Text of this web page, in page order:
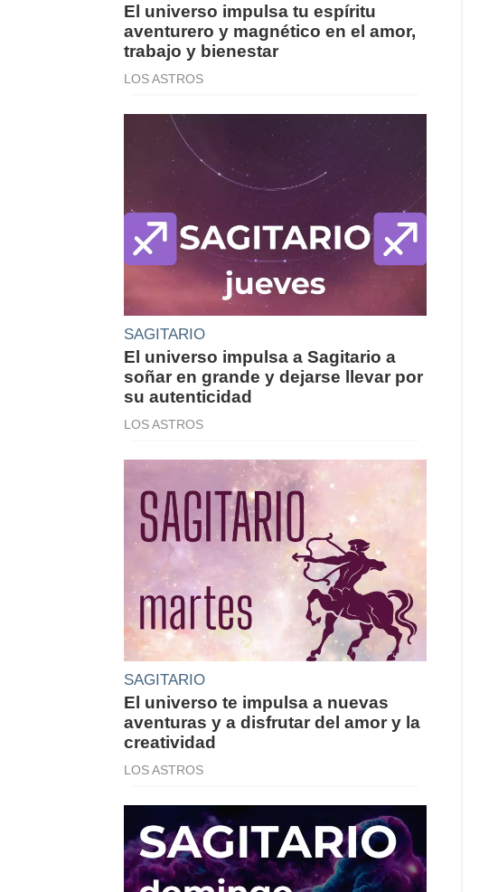
El universo impulsa tu espíritu
aventurero y magnético en el amor,
trabajo y bienestar
LOS ASTROS
SAGITARIO
El universo impulsa a Sagitario a
soñar en grande y dejarse llevar por
su autenticidad
LOS ASTROS
SAGITARIO
El universo te impulsa a nuevas
aventuras y a disfrutar del amor y la
creatividad
LOS ASTROS